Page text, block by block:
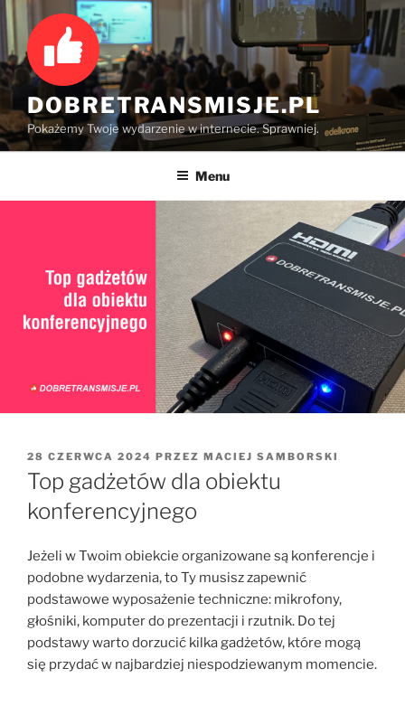
Przejdź
do
treści
DOBRETRANSMISJE.PL
Pokażemy Twoje wydarzenie w internecie. Sprawniej.
Menu
OPUBLIKOWANE
W
28 CZERWCA 2024 PRZEZ MACIEJ SAMBORSKI
Top gadżetów dla obiektu
konferencyjnego
Jeżeli w Twoim obiekcie organizowane są konferencje i
podobne wydarzenia, to Ty musisz zapewnić
podstawowe wyposażenie techniczne: mikrofony,
głośniki, komputer do prezentacji i rzutnik. Do tej
podstawy warto dorzucić kilka gadżetów, które mogą
się przydać w najbardziej niespodziewanym momencie.